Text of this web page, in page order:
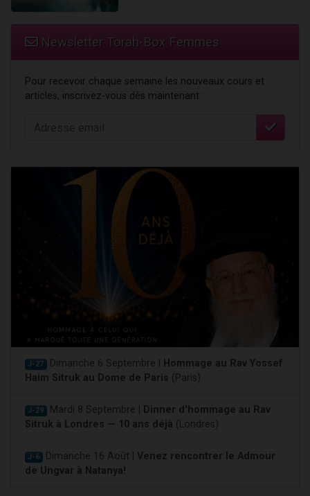
Newsletter Torah-Box Femmes
Pour recevoir chaque semaine les nouveaux cours et
articles, inscrivez-vous dès maintenant :
J-27 Dimanche 6 Septembre |
Hommage au Rav Yossef
Haim Sitruk au Dome de Paris (Paris)
J-29 Mardi 8 Septembre |
Dinner d'hommage au Rav
Sitruk à Londres — 10 ans déjà (Londres)
J-6 Dimanche 16 Août | Venez rencontrer le Admour
de Ungvar à Natanya!